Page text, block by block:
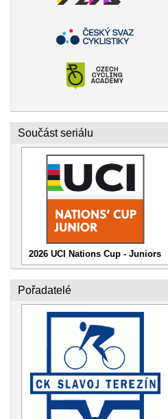
Součást seriálu
2026 UCI Nations Cup - Juniors
Pořadatelé